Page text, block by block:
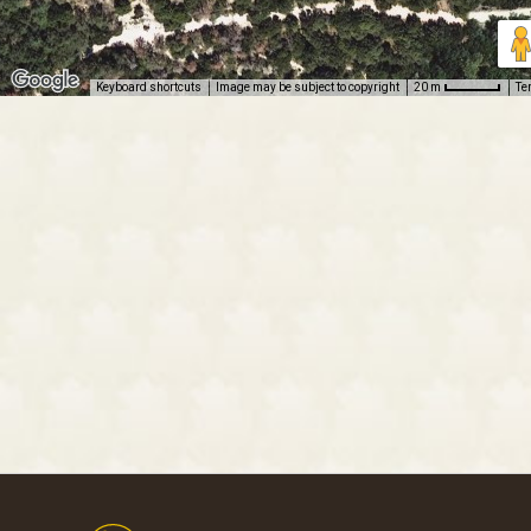
Keyboard shortcuts Image may be subject to copyright 20 m